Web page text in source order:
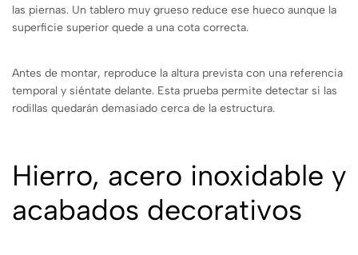
las piernas. Un tablero muy grueso reduce ese hueco aunque la
superficie superior quede a una cota correcta.
Antes de montar, reproduce la altura prevista con una referencia
temporal y siéntate delante. Esta prueba permite detectar si las
rodillas quedarán demasiado cerca de la estructura.
Hierro, acero inoxidable y
acabados decorativos